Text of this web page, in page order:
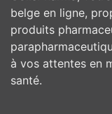
belge en ligne,
produits
à vos attentes en
santé.